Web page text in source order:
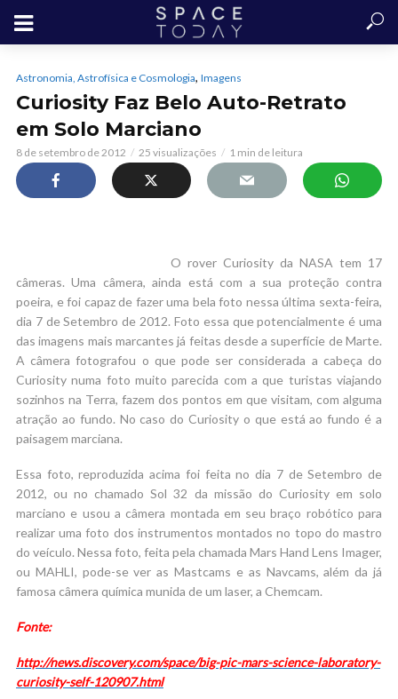
Astronomia, Astrofísica e Cosmologia, Imagens
Curiosity Faz Belo Auto-Retrato
em Solo Marciano
8 de setembro de 2012 25 visualizações 1 min de leitura
O rover Curiosity da NASA tem 17
câmeras. Uma câmera, ainda está com a sua proteção contra
poeira, e foi capaz de fazer uma bela foto nessa última sexta-feira,
dia 7 de Setembro de 2012. Foto essa que potencialmente é uma
das imagens mais marcantes já feitas desde a superfície de Marte.
A câmera fotografou o que pode ser considerada a cabeça do
Curiosity numa foto muito parecida com a que turistas viajando
sozinhos na Terra, fazem dos pontos em que visitam, com alguma
atração ao fundo. No caso do Curiosity o que está ao fundo é a
paisagem marciana.
Essa foto, reproduzida acima foi feita no dia 7 de Setembro de
2012, ou no chamado Sol 32 da missão do Curiosity em solo
marciano e usou a câmera montada em seu braço robótico para
realizar uma foto dos instrumentos montados no topo do mastro
do veículo. Nessa foto, feita pela chamada Mars Hand Lens Imager,
ou MAHLI, pode-se ver as Mastcams e as Navcams, além da já
famosa câmera química munida de um laser, a Chemcam.
Fonte:
http://news.discovery.com/space/big-pic-mars-science-laboratory-
curiosity-self-120907.html